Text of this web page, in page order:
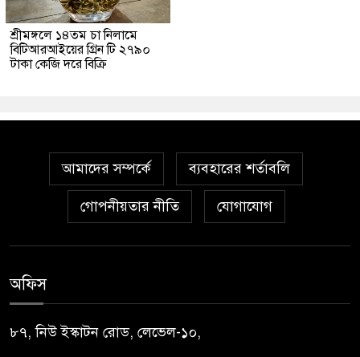
শ্রীমঙ্গলে ১৪তম চা নিলামে
বিটিআরআইয়ের গ্রিন টি ২৭৯০
টাকা কেজি দরে বিক্রি
আমাদের সম্পর্কে ব্যবহারের শর্তাবলি
গোপনীয়তার নীতি যোগাযোগ
অফিস
৮৭, নিউ ইস্কাটন রোড, লেভেল-১০,